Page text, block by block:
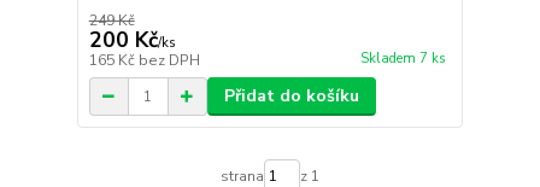
249 Kč
200 Kč/ks
165 Kč bez DPH Skladem 7 ks
Přidat do košíku
strana z 1